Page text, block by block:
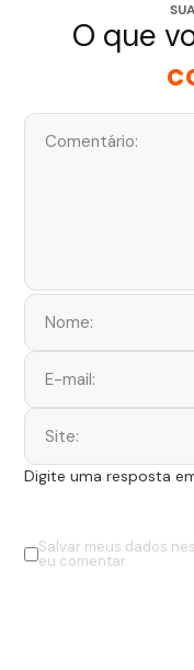
O que
Salvar meus dados
eu comentar.
Digite uma resposta